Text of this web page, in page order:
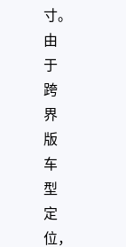
寸。
由
于
跨
界
版
车
型
定
位，